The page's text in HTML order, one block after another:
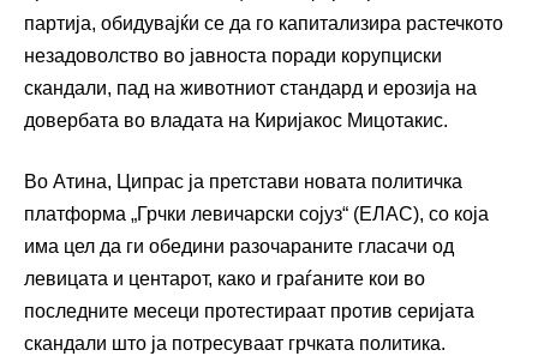
партија, обидувајќи се да го капитализира растечкото
незадоволство во јавноста поради корупциски
скандали, пад на животниот стандард и ерозија на
довербата во владата на Киријакос Мицотакис.
Во Атина, Ципрас ја претстави новата политичка
платформа „Грчки левичарски сојуз“ (ЕЛАС), со која
има цел да ги обедини разочараните гласачи од
левицата и центарот, како и граѓаните кои во
последните месеци протестираат против серијата
скандали што ја потресуваат грчката политика.